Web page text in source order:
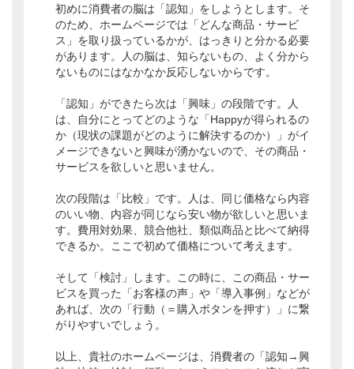
初めに消費者の脳は「認知」をしようとします。そ
のため、ホームページでは「どんな商品・サービ
ス」を取り扱っているかが、はっきりと分かる必要
があります。人の脳は、知らないもの、よく分から
ないものにはなかなか反応しないからです。
「認知」ができたら次は「興味」の段階です。人
は、自分にとってどのような「Happyが得られるの
か（現状の課題がどのように解決するのか）」がイ
メージできないと興味が湧かないので、その商品・
サービスを欲しいと思いません。
次の段階は「比較」です。人は、同じ価格なら内容
のいい物、内容が同じなら安い物が欲しいと思いま
す。費用対効果、競合他社、類似商品と比べて納得
できるか。ここで初めて価格について考えます。
そして「検討」します。この時に、この商品・サー
ビスを買った「お客様の声」や「導入事例」などが
あれば、次の「行動（＝購入ボタンを押す）」に繋
がりやすいでしょう。
以上、貴社のホームページは、消費者の「認知→興